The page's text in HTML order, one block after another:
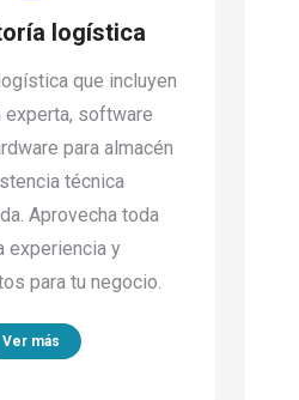
logística
que incluyen
experta, software
para almacén
técnica
Aprovecha toda
experiencia y
para tu negocio.
Ver más